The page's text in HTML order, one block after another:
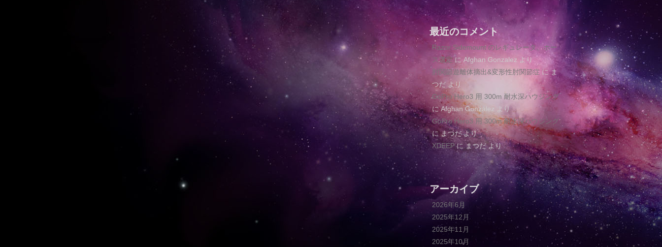
最近のコメント
Razor Sidemount のレギュレータ、ホー
ス選定にAfghan Gonzalez より
肘関節遊離体摘出&変形性肘関節症 にま
つだ より
GoPro Hero3 用 300m 耐水深ハウジング
にAfghan Gonzalez より
GoPro Hero3 用 300m 耐水深ハウジング
にまつだより
XDEEPにまつだより
アーカイブ
2026年6月
2025年12月
2025年11月
2025年10月